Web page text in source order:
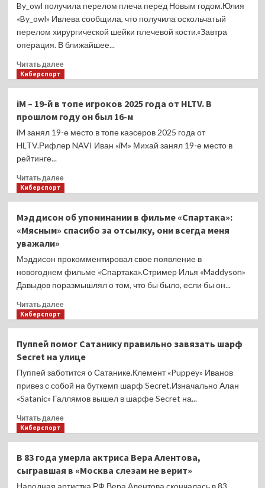
игроков:
Topson,
Miracle,
Miposhka
и
By_owl получила перелом плеча перед Новым годом.Юлия
«By_owl» Ивлева сообщила, что получила оскольчатый
перелом хирургической шейки плечевой кости.«Завтра
операция. В ближайшее...
Читать далееПрочитать
сломала
плечо:
«Завтра
операция.
В
время
уровень
боли
Киберспорт
iM – 19-й в топе игроков 2025 года от HLTV. В
прошлом году он был 16-м
iM занял 19-е место в топе каэсеров 2025 года от
HLTV.Рифлер NAVI Иван «iM» Михай занял 19-е место в
рейтинге...
Читать далееПрочитать
–
19-
топе
игроков
2025
от
HLTV.
прошлом
году
был
16-
м
Киберспорт
Мэддисон об упоминании в фильме «Спартака»:
«Мясным» спасибо за отсылку, они всегда меня
уважали»
Мэддисон прокомментировал свое появление в
новогоднем фильме «Спартака».Стример Илья «Maddyson»
Давыдов поразмышлял о том, что бы было, если бы он...
Читать далееПрочитать
об
упоминании
в
фильме
«Спартака»:
«Мясным»
спасибо
всегда
меня
уважали»
Киберспорт
Пуппей помог Сатанику правильно завязать шарф
Secret на улице
Пуппей заботится о Сатанике.Клемент «Puppey» Иванов
привез с собой на буткемп шарф Secret.Изначально Алан
«Satanic» Галлямов вышел в шарфе Secret на...
Читать далееПрочитать
помог
Сатанику
правильно
Киберспорт
В 83 года умерла актриса Вера Алентова,
сыгравшая в «Москва слезам не верит»
Народная артистка РФ Вера Алентова скончалась в 83